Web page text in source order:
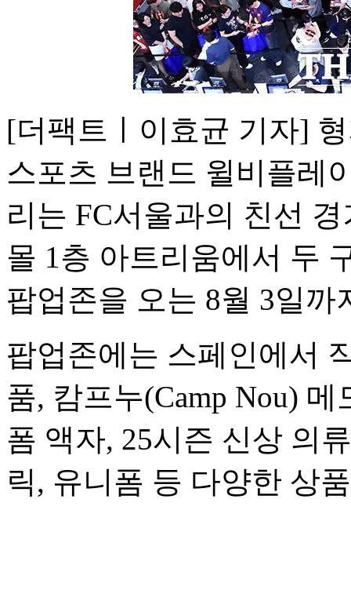
[더팩트ㅣ이효균 기자]
스포츠 브랜드 윌비플레
리는 FC서울과의 친선
몰 1층 아트리움에서 두
팝업존을 오는 8월 3일까
팝업존에는 스페인에서
품, 캄프누(Camp Nou)
폼 액자, 25시즌 신상 의
릭, 유니폼 등 다양한 상